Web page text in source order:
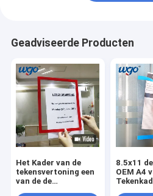
Geadviseerde Producten
Het Kader van de
tekensvertoning een
van de de
8.5x11
OEM A4